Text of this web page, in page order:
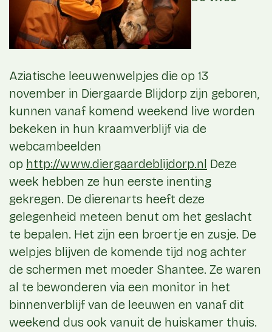
Aziatische leeuwenwelpjes die op 13
november in Diergaarde Blijdorp zijn geboren,
kunnen vanaf komend weekend live worden
bekeken in hun kraamverblijf via de
webcambeelden
op http://www.diergaardeblijdorp.nl Deze
week hebben ze hun eerste inenting
gekregen. De dierenarts heeft deze
gelegenheid meteen benut om het geslacht
te bepalen. Het zijn een broertje en zusje. De
welpjes blijven de komende tijd nog achter
de schermen met moeder Shantee. Ze waren
al te bewonderen via een monitor in het
binnenverblijf van de leeuwen en vanaf dit
weekend dus ook vanuit de huiskamer thuis.